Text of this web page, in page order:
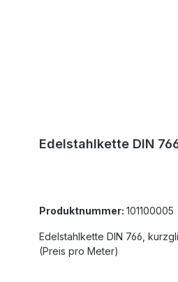
Edelstahlkette DIN
Produktnummer: 101100005
Edelstahlkette DIN 766,
(Preis pro Meter)